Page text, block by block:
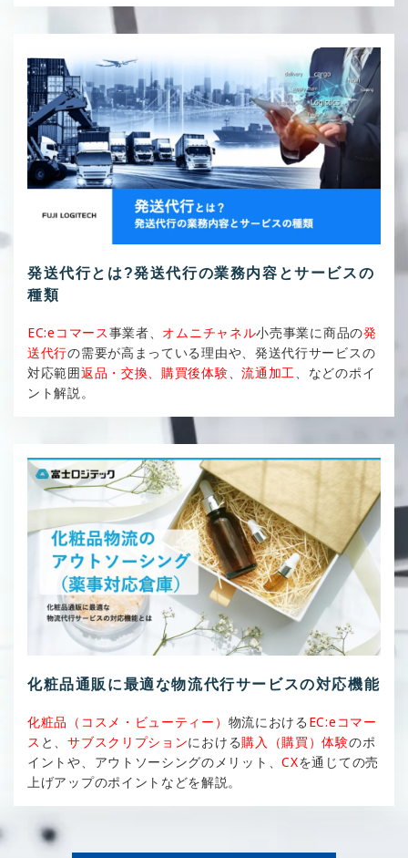
発送代行とは?発送代行の業務内容とサービスの
種類
EC:eコマース事業者、 オムニチャネル小売事業に商品の発
送代行の需要が高まっている理由や、発送代行サービスの
対応範囲返品・交換、購買後体験、流通加工、などのポイ
ント解説。
化粧品通販に最適な物流代行サービスの対応機能
化粧品（コスメ・ビューティー） 物流における EC:eコマー
ス と、サブスクリプションにおける購入（購買）体験のポ
イントや、アウトソーシングのメリット、CXを通じての売
上げアップのポイントなどを解説。